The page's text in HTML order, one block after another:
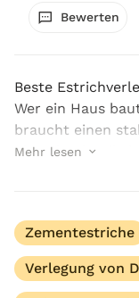
Bewerten
Beste
Wer ein Haus
braucht einen
Situation ist die
Mehr lesen
Zementestriche
Verlegung von